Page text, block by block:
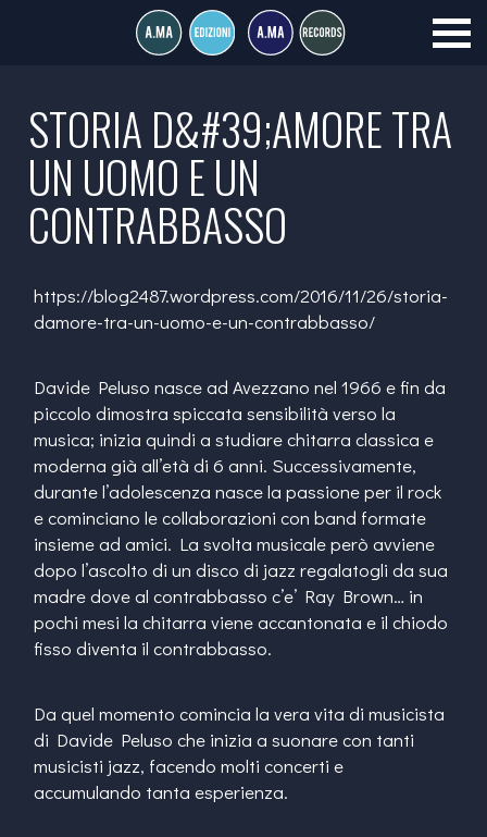
STORIA D&#39;AMORE TRA
UN UOMO E UN
CONTRABBASSO
https://blog2487.wordpress.com/2016/11/26/storia-
damore-tra-un-uomo-e-un-contrabbasso/
Davide Peluso nasce ad Avezzano nel 1966 e fin da
piccolo dimostra spiccata sensibilità verso la
musica; inizia quindi a studiare chitarra classica e
moderna già all’età di 6 anni. Successivamente,
durante l’adolescenza nasce la passione per il rock
e cominciano le collaborazioni con band formate
insieme ad amici. La svolta musicale però avviene
dopo l’ascolto di un disco di jazz regalatogli da sua
madre dove al contrabbasso c’e’ Ray Brown… in
pochi mesi la chitarra viene accantonata e il chiodo
fisso diventa il contrabbasso.
Da quel momento comincia la vera vita di musicista
di Davide Peluso che inizia a suonare con tanti
musicisti jazz, facendo molti concerti e
accumulando tanta esperienza.